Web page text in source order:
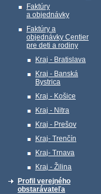
Faktúry
a objednávky
Faktúry a
objednávky Centier
pre deti a rodiny
Kraj - Bratislava
Kraj - Banská
Bystrica
Kraj - Košice
Kraj - Nitra
Kraj - Prešov
Kraj- Trenčín
Kraj- Trnava
Kraj - Žilina
Profil verejného
obstarávateľa